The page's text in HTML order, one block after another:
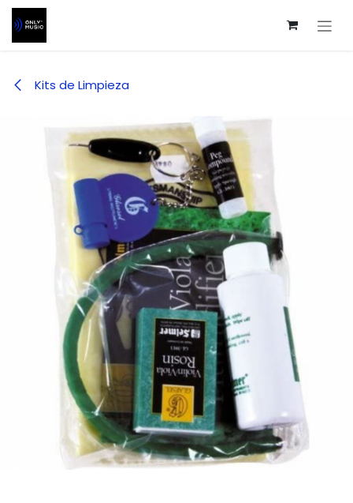
Ir al contenido
Kits de Limpieza